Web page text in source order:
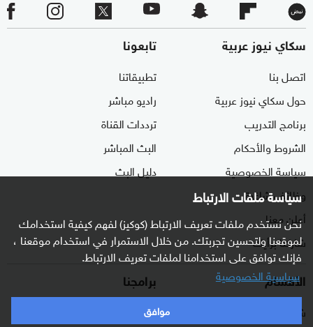
سياسة ملفات الارتباط
نحن نستخدم ملفات تعريف الارتباط (كوكيز) لفهم كيفية استخدامك
لموقعنا ولتحسين تجربتك. من خلال الاستمرار في استخدام موقعنا ،
فإنك توافق على استخدامنا لملفات تعريف الارتباط.
سياسية الخصوصية
موافق
سكاي نيوز عربية
اتصل بنا
حول سكاي نيوز عربية
برنامج التدريب
الشروط والأحكام
سياسة الخصوصية
وظائف شاغرة
أعلن معنا
شاركنا برأيك
تابعونا
تطبيقاتنا
راديو مباشر
ترددات القناة
البث المباشر
دليل البث
الأقسام
شرق أوسط
برامجنا
غرفة الأخبار